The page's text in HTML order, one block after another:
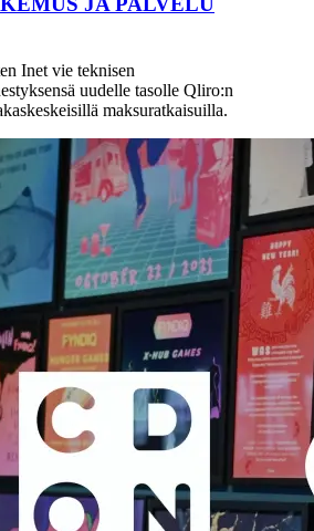
Inet vie teknisen
uudelle tasolle Qliro:n
maksuratkaisuilla.